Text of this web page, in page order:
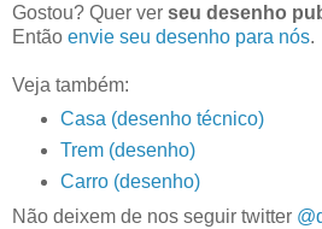
Gostou? Quer ver seu desenho
Então envie seu desenho para nós.
Veja também:
Casa (desenho técnico)
Trem (desenho)
Carro (desenho)
Não deixem de nos seguir twitter